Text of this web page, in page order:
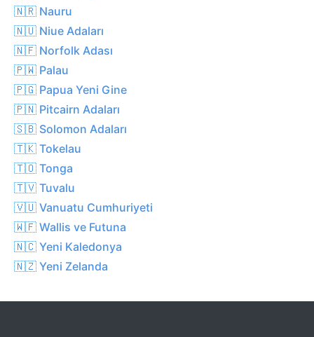
🇳🇷 Nauru
🇳🇺 Niue Adaları
🇳🇫 Norfolk Adası
🇵🇼 Palau
🇵🇬 Papua Yeni Gine
🇵🇳 Pitcairn Adaları
🇸🇧 Solomon Adaları
🇹🇰 Tokelau
🇹🇴 Tonga
🇹🇻 Tuvalu
🇻🇺 Vanuatu Cumhuriyeti
🇼🇫 Wallis ve Futuna
🇳🇨 Yeni Kaledonya
🇳🇿 Yeni Zelanda